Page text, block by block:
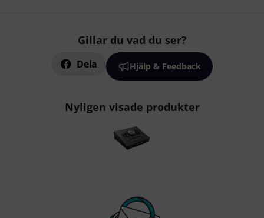
Gillar du vad du ser?
Dela Hjälp & Feedback
Nyligen visade produkter